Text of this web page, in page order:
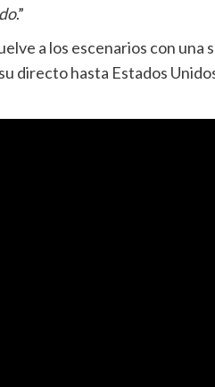
.”
a los escenarios con
directo hasta Estados